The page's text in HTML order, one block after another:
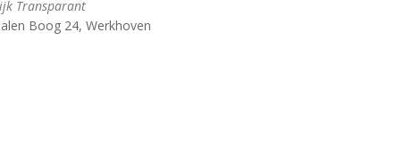
Transparant
Boog 24, Werkhoven